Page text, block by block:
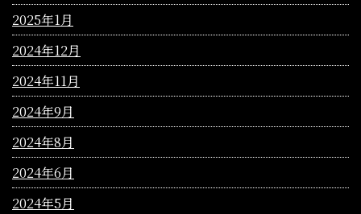
2025年1月
2024年12月
2024年11月
2024年9月
2024年8月
2024年6月
2024年5月